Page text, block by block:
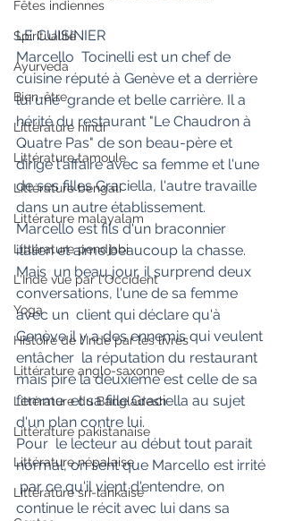
Fêtes indiennes
Spiritualité
Ayurveda
Bien-être
Littérature hindi
Littérature tamoule
Littérature bengali
Littérature malayalam
Littérature pendjabi
L'Inde vue par l'Occident
Yoga
Histoire de l'Inde par les livres
Littérature anglo-saxonne
Littérature du Bangladesh
Littérature pakistanaise
Littérature népalaise
Littérature sri-lankaise
LE CUISINIER
Marcello  Tocinelli est un chef de
cuisine réputé à Genève et a derrière
lui une  grande et belle carrière. Il a
hérité du restaurant "Le Chaudron à
Quatre Pas" de son beau-père et
dirige l'affaire avec sa femme et l'une
de ses filles Graciella, l'autre travaille
dans un autre établissement.
Marcello est fils d'un braconnier
italien et aime beaucoup la chasse.
Mais  un beau jour, il surprend deux
conversations, l'une de sa femme
avec un  client qui déclare qu'à
Genève il y a des ennemis qui veulent
entâcher  la réputation du restaurant
mais pire la deuxième est celle de sa
femme  et sa fille Graciella au sujet
d'un plan contre lui.
Pour  le lecteur au début tout parait
normal, on sent que Marcello est irrité
par ce qu'il vient d'entendre, on
continue le récit avec lui dans sa